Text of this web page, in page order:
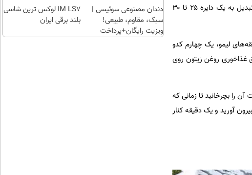
کناره‌های آن ۳ سانتی‌متر ضخیم‌تر از مرکز باشند. سپس آن را با تا کردن گوشه‌ها و کشیدنِ آرام تبدیل به یک دایره ۲۵ تا ۳۰
لیمو، یک چهارم کدو
غذاخوری روغن زیتون روی
را بچرخانید تا زمانی که
آورید و یک دقیقه کنار
دندان مصنوعی سوئیسی |
سبک، مقاوم، طبیعی!
ویزیت رایگان+پرداخت
IM LS7 لوکس ترین شاسی
بلند برقی ایران